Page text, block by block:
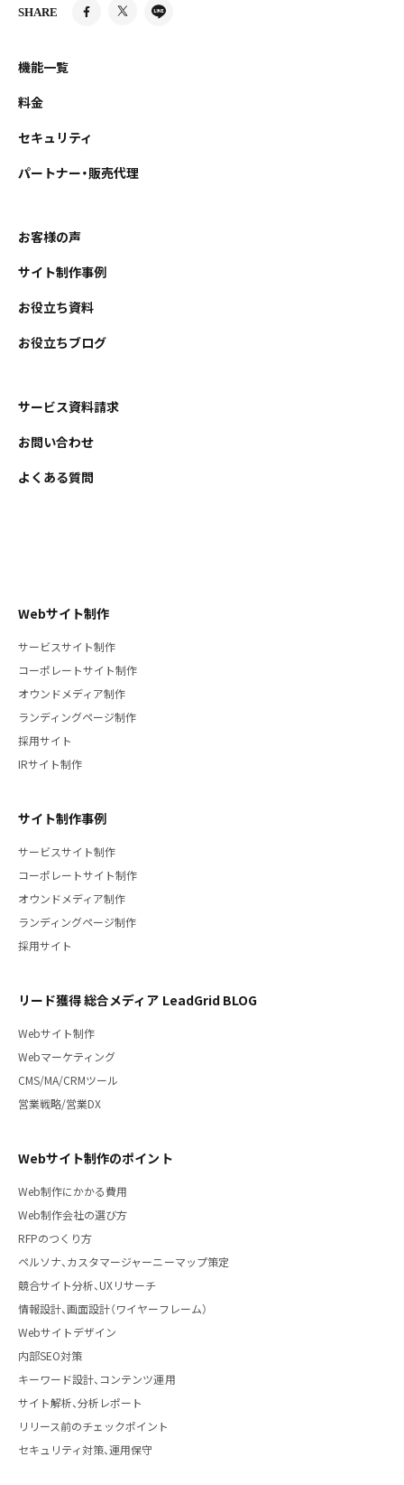
SHARE
機能一覧
料金
セキュリティ
パートナー・販売代理
お客様の声
サイト制作事例
お役立ち資料
お役立ちブログ
サービス資料請求
お問い合わせ
よくある質問
Webサイト制作
サービスサイト制作
コーポレートサイト制作
オウンドメディア制作
ランディングページ制作
採用サイト
IRサイト制作
サイト制作事例
サービスサイト制作
コーポレートサイト制作
オウンドメディア制作
ランディングページ制作
採用サイト
リード獲得 総合メディア LeadGrid BLOG
Webサイト制作
Webマーケティング
CMS/MA/CRMツール
営業戦略/営業DX
Webサイト制作のポイント
Web制作にかかる費用
Web制作会社の選び方
RFPのつくり方
ペルソナ、カスタマージャーニーマップ策定
競合サイト分析、UXリサーチ
情報設計、画面設計（ワイヤーフレーム）
Webサイトデザイン
内部SEO対策
キーワード設計、コンテンツ運用
サイト解析、分析レポート
リリース前のチェックポイント
セキュリティ対策、運用保守